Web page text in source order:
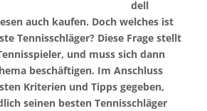
dell
auch kaufen. Doch welches ist
Tennisschläger? Diese Frage stellt
und muss sich dann
beschäftigen. Im Anschluss
Kriterien und Tipps gegeben,
seinen besten Tennisschläger